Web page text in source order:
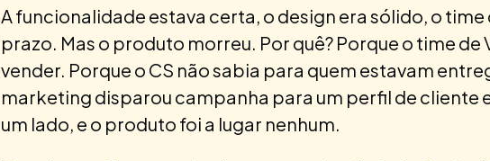
A funcionalidade estava certa, o design era sólido, o
prazo. Mas o produto morreu. Por quê? Porque o time de
vender. Porque o CS não sabia para quem estavam
marketing disparou campanha para um perfil de cliente
um lado, e o produto foi a lugar nenhum.